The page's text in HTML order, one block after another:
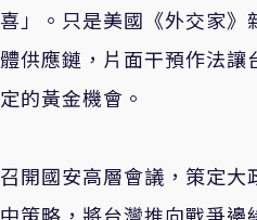
喜」。只是美國《外交家
供應鏈，片面干預作法
的黃金機會。
開國安高層會議，策定